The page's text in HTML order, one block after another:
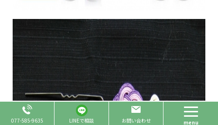
Page Top
077-585-9635 LINEで相談 お問い合わせ menu